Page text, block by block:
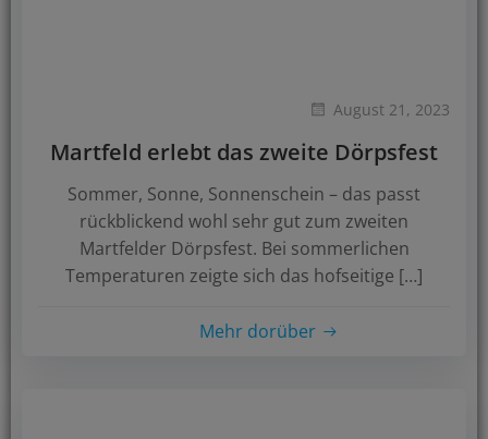
August 21, 2023
Martfeld erlebt das zweite Dörpsfest
Sommer, Sonne, Sonnenschein – das passt
rückblickend wohl sehr gut zum zweiten
Martfelder Dörpsfest. Bei sommerlichen
Temperaturen zeigte sich das hofseitige […]
Mehr dorüber